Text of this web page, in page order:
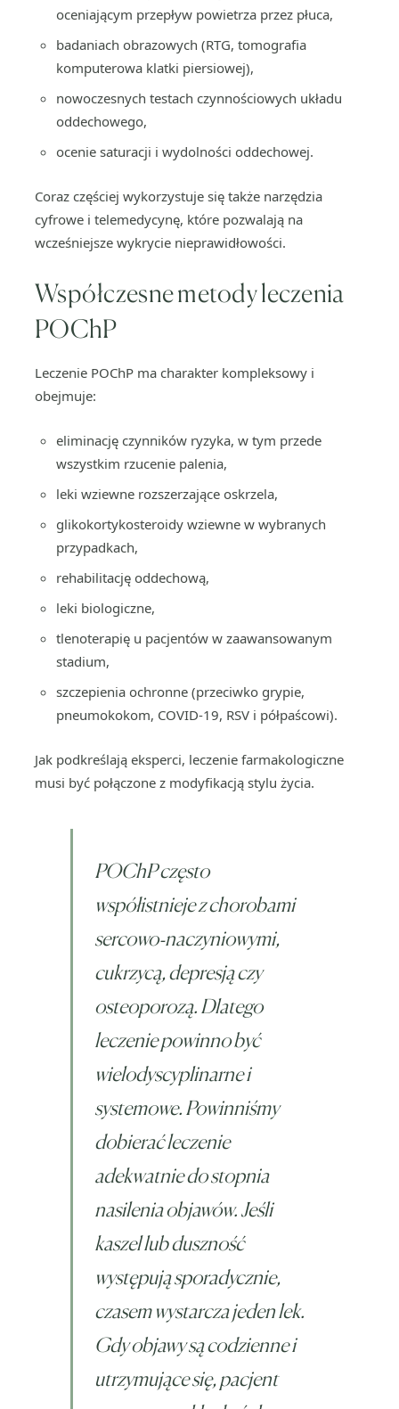
oceniającym przepływ powietrza przez płuca,
badaniach obrazowych (RTG, tomografia
komputerowa klatki piersiowej),
nowoczesnych testach czynnościowych układu
oddechowego,
ocenie saturacji i wydolności oddechowej.
Coraz częściej wykorzystuje się także narzędzia
cyfrowe i telemedycynę, które pozwalają na
wcześniejsze wykrycie nieprawidłowości.
Współczesne metody leczenia
POChP
Leczenie POChP ma charakter kompleksowy i
obejmuje:
eliminację czynników ryzyka, w tym przede
wszystkim rzucenie palenia,
leki wziewne rozszerzające oskrzela,
glikokortykosteroidy wziewne w wybranych
przypadkach,
rehabilitację oddechową,
leki biologiczne,
tlenoterapię u pacjentów w zaawansowanym
stadium,
szczepienia ochronne (przeciwko grypie,
pneumokokom, COVID-19, RSV i półpaścowi).
Jak podkreślają eksperci, leczenie farmakologiczne
musi być połączone z modyfikacją stylu życia.
POChP często
współistnieje z chorobami
sercowo‑naczyniowymi,
cukrzycą, depresją czy
osteoporozą. Dlatego
leczenie powinno być
wielodyscyplinarne i
systemowe. Powinniśmy
dobierać leczenie
adekwatnie do stopnia
nasilenia objawów. Jeśli
kaszel lub duszność
występują sporadycznie,
czasem wystarcza jeden lek.
Gdy objawy są codzienne i
utrzymujące się, pacjent